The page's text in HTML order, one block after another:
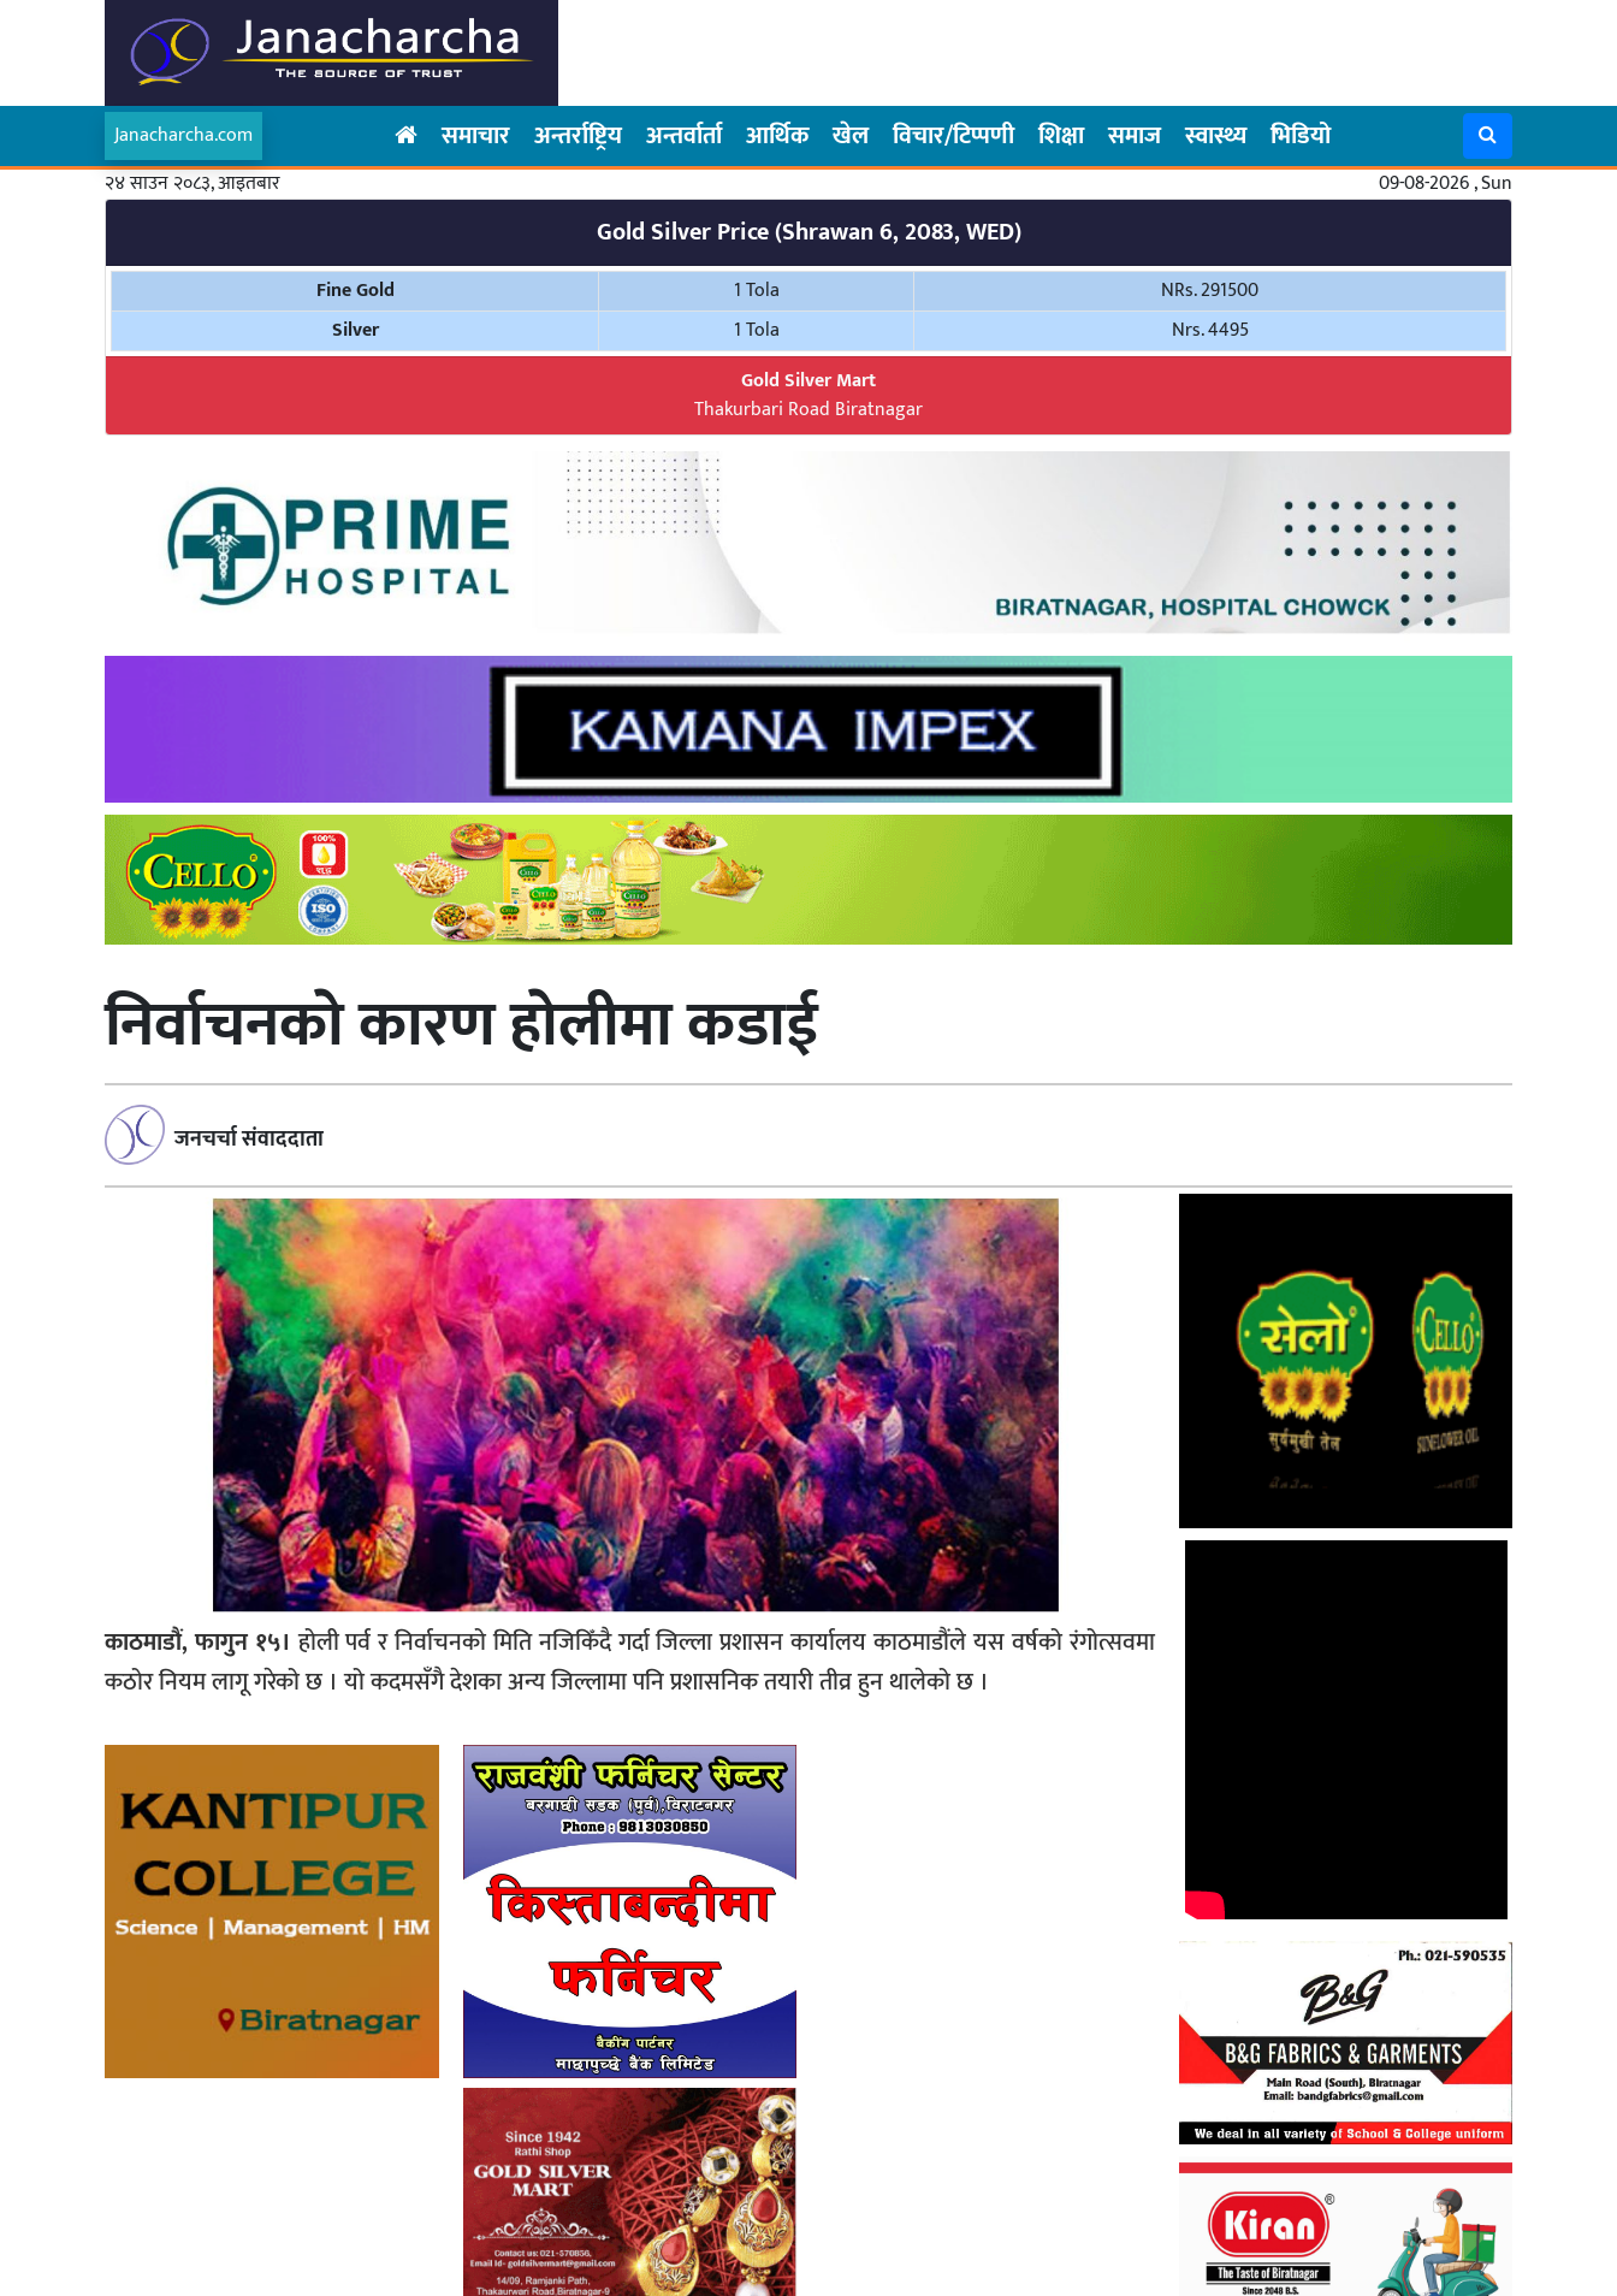
Janacharcha.com समाचार अन्तर्राष्ट्रिय अन्तर्वार्ता आर्थिक खेल विचार/टिप्पणी शिक्षा समाज स्वास्थ्य भिडियो
२४ साउन २०८३, आइतबार 09-08-2026 , Sun
Gold Silver Price (Shrawan 6, 2083, WED)
Fine Gold 1 Tola
NRs. 291500
Silver
1 Tola
Nrs. 4495
Gold Silver Mart
Thakurbari Road Biratnagar
निर्वाचनकाे कारण हाेलीमा कडाई
जनचर्चा संवाददाता
काठमाडौं, फागुन १५। होली पर्व र निर्वाचनको मिति नजिकिँदै गर्दा जिल्ला प्रशासन कार्यालय काठमाडौंले यस वर्षको रंगोत्सवमा
कठोर नियम लागू गरेको छ । यो कदमसँगै देशका अन्य जिल्लामा पनि प्रशासनिक तयारी तीव्र हुन थालेको छ ।